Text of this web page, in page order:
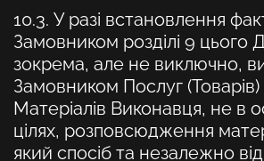
10.3. У разі встановлення
Замовником розділі 9 цього
зокрема, але не виключно,
Замовником Послуг
Матеріалів Виконавця, не в
цілях, розповсюдження
який спосіб та незалежно